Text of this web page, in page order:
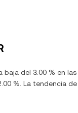
baja del 3.00 % en
%. La tendencia